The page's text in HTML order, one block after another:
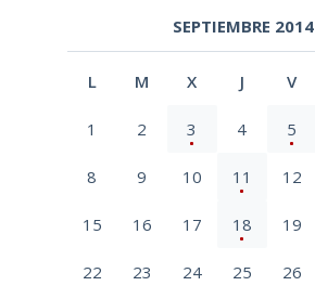
SEPTIEMBRE 2014
L M X J V
1 2 3 4 5
8 9 10 11 12
15 16 17 18 19
22 23 24 25 26